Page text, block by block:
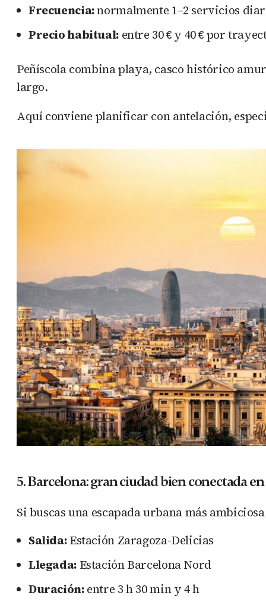
Frecuencia:normalmente 1–2 servicios
Precio habitual:entre 30 € y 40 € por
Peñíscola combina playa, casco histórico
largo.
Aquí conviene planificar con antelación,
5. Barcelona: gran ciudad bien conectada
Si buscas una escapada urbana más
Salida:Estación Zaragoza-Delicias
Llegada:Estación Barcelona Nord
Duración:entre 3 h 30 min y 4 h